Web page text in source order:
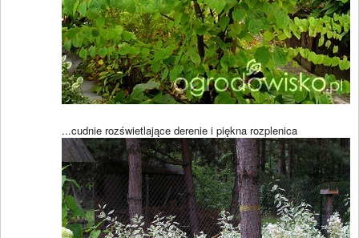
...cudnie rozświetlające derenie i piękna rozplenica